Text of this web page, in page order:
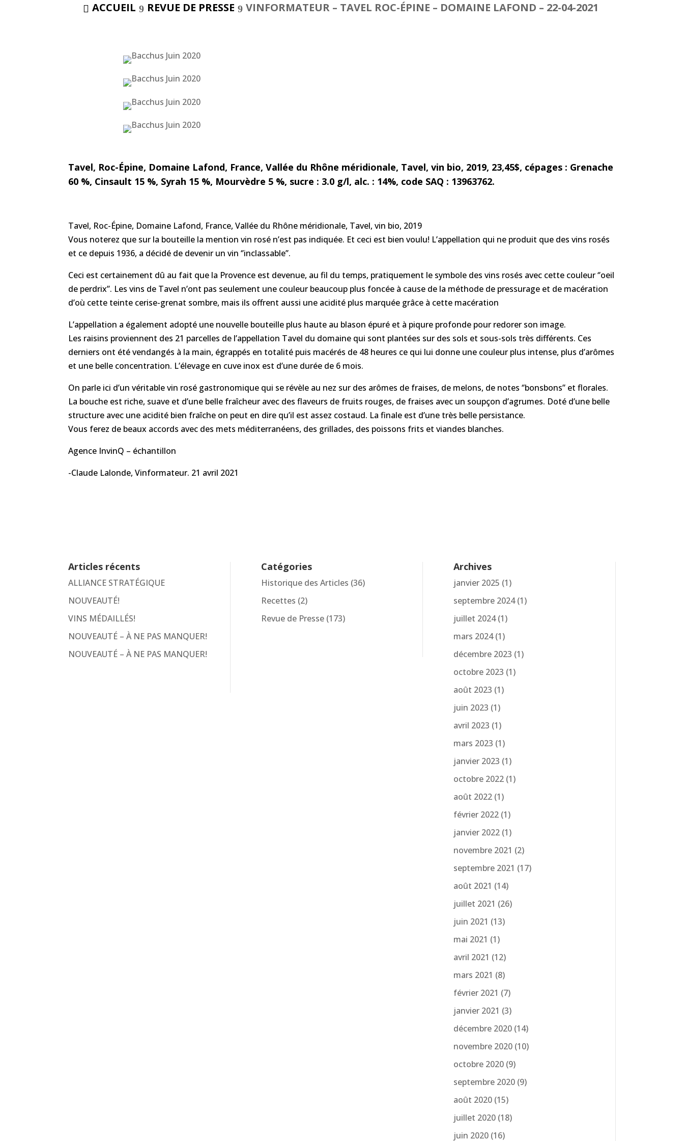
ACCUEIL REVUE DE PRESSE VINFORMATEUR – TAVEL ROC-ÉPINE – DOMAINE LAFOND – 22-04-2021
Tavel, Roc-Épine, Domaine Lafond, France, Vallée du Rhône méridionale, Tavel, vin bio, 2019, 23,45$, cépages : Grenache
60 %, Cinsault 15 %, Syrah 15 %, Mourvèdre 5 %, sucre : 3.0 g/l, alc. : 14%, code SAQ : 13963762.
Tavel, Roc-Épine, Domaine Lafond, France, Vallée du Rhône méridionale, Tavel, vin bio, 2019
Vous noterez que sur la bouteille la mention vin rosé n’est pas indiquée. Et ceci est bien voulu! L’appellation qui ne produit que des vins rosés
et ce depuis 1936, a décidé de devenir un vin ‘’inclassable’’.
Ceci est certainement dû au fait que la Provence est devenue, au fil du temps, pratiquement le symbole des vins rosés avec cette couleur ‘’oeil
de perdrix’’. Les vins de Tavel n’ont pas seulement une couleur beaucoup plus foncée à cause de la méthode de pressurage et de macération
d’où cette teinte cerise-grenat sombre, mais ils offrent aussi une acidité plus marquée grâce à cette macération
L’appellation a également adopté une nouvelle bouteille plus haute au blason épuré et à piqure profonde pour redorer son image.
Les raisins proviennent des 21 parcelles de l’appellation Tavel du domaine qui sont plantées sur des sols et sous-sols très différents. Ces
derniers ont été vendangés à la main, égrappés en totalité puis macérés de 48 heures ce qui lui donne une couleur plus intense, plus d’arômes
et une belle concentration. L’élevage en cuve inox est d’une durée de 6 mois.
On parle ici d’un véritable vin rosé gastronomique qui se révèle au nez sur des arômes de fraises, de melons, de notes ‘’bonsbons’’ et florales.
La bouche est riche, suave et d’une belle fraîcheur avec des flaveurs de fruits rouges, de fraises avec un soupçon d’agrumes. Doté d’une belle
structure avec une acidité bien fraîche on peut en dire qu’il est assez costaud. La finale est d’une très belle persistance.
Vous ferez de beaux accords avec des mets méditerranéens, des grillades, des poissons frits et viandes blanches.
Agence InvinQ – échantillon
-Claude Lalonde, Vinformateur. 21 avril 2021
Articles récents
ALLIANCE STRATÉGIQUE
NOUVEAUTÉ!
VINS MÉDAILLÉS!
NOUVEAUTÉ – À NE PAS MANQUER!
NOUVEAUTÉ – À NE PAS MANQUER!
Catégories
Historique des Articles (36)
Recettes (2)
Revue de Presse(173)
Archives
janvier 2025 (1)
septembre 2024(1)
juillet 2024(1)
mars 2024(1)
décembre 2023 (1)
octobre 2023 (1)
août 2023 (1)
juin 2023 (1)
avril 2023 (1)
mars 2023 (1)
janvier 2023 (1)
octobre 2022(1)
août 2022(1)
février 2022(1)
janvier 2022(1)
novembre 2021 (2)
septembre 2021 (17)
août 2021 (14)
juillet 2021 (26)
juin 2021 (13)
mai 2021 (1)
avril 2021 (12)
mars 2021 (8)
février 2021 (7)
janvier 2021 (3)
décembre 2020(14)
novembre 2020(10)
octobre 2020(9)
septembre 2020(9)
août 2020(15)
juillet 2020(18)
juin 2020(16)